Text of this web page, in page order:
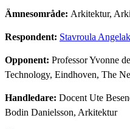
Ämnesområde: Arkitektur,
Respondent: Stavroula
Opponent: Professor Yvonne
Technology, Eindhoven, The
Handledare: Docent Ute
Bodin Danielsson, Arkitektur